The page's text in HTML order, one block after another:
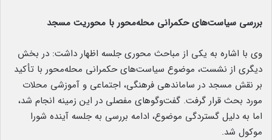
بررسی سیاست‌های حکمرانی محله‌محور با محوریت مسجد
وی با اشاره به یکی از مباحث محوری جلسه اظهار داشت: در بخش
دیگری از نشست، موضوع سیاست‌های حکمرانی محله‌محور با تأکید
بر نقش مسجد در ساماندهی فرهنگی، اجتماعی و آموزشی محلات
مورد بحث قرار گرفت. گفت‌وگوهای مفصلی در این زمینه انجام شد،
اما به دلیل گستردگی موضوع، ادامه بررسی به جلسه آینده شورا
موکول شد.